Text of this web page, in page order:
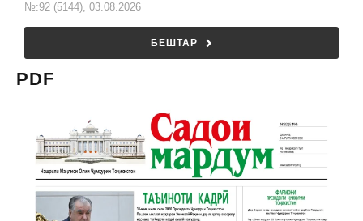
№:92 (5144), 03.08.2026
БЕШТАР
PDF